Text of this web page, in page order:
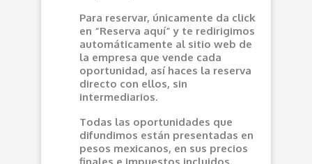
Para reservar, únicamente da click
en “Reserva aquí” y te redirigimos
automáticamente al sitio web de
la empresa que vende cada
oportunidad, así haces la reserva
directo con ellos, sin
intermediarios.
Todas las oportunidades que
difundimos están presentadas en
pesos mexicanos, en sus precios